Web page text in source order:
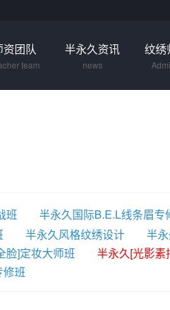
资团队
team
半永久资讯
news
纹绣
班 半永久国际B.E.L线条眉专
半永久风格纹绣设计
半
脸]定妆大师班 半永久[光影素
班